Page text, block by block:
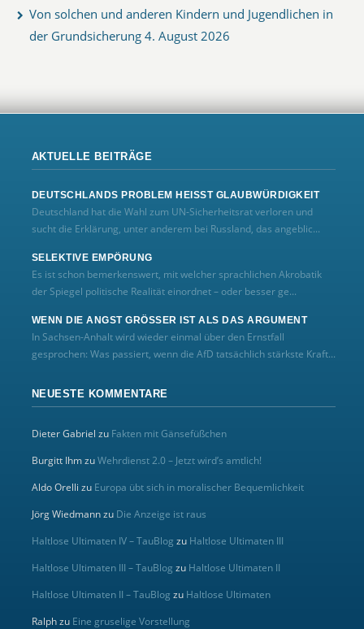
Von solchen und anderen Kindern und Jugendlichen in
der Grundsicherung 4. August 2026
AKTUELLE BEITRÄGE
DEUTSCHLANDS PROBLEM HEISST GLAUBWÜRDIGKEIT
Deutschland hat die Wahl zum UN‑Sicherheitsrat verloren und
sucht die Erklärung, unter anderem bei Russland, das angeblic...
SELEKTIVE EMPÖRUNG
Es ist schon bemerkenswert, mit welcher sprachlichen Akrobatik
der Spiegel politische Realität einordnet – oder besser ge...
WENN DIE ANGST GRÖSSER IST ALS DAS ARGUMENT
In Sachsen-Anhalt wird wieder einmal über den Ernstfall
gesprochen: Was passiert, wenn die AfD tatsächlich stärkste Kraft...
NEUESTE KOMMENTARE
Dieter Gabriel zu Fakten mit Gänsefüßchen
Burgitt IhmzuWehrdienst 2.0 – Jetzt wird’s amtlich!
Aldo Orelli zu Europa übt sich in moralischer Bequemlichkeit
Jörg Wiedmannzu Die Anzeige ist raus
Haltlose Ultimaten IV – TauBlog zu Haltlose Ultimaten III
Haltlose Ultimaten III – TauBlog zu Haltlose Ultimaten II
Haltlose Ultimaten II – TauBlog zu Haltlose Ultimaten
Ralphzu Eine gruselige Vorstellung